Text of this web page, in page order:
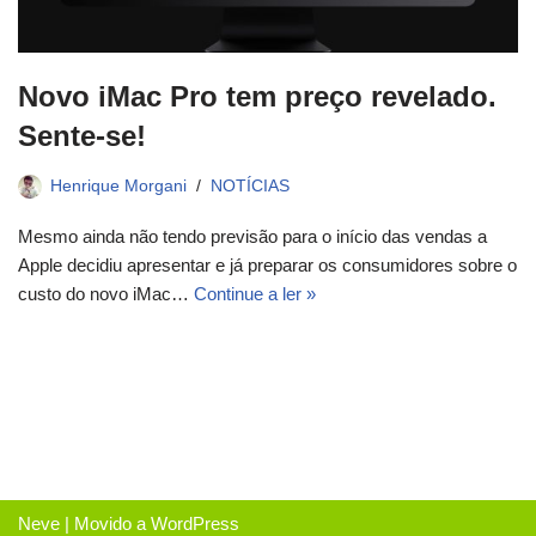
Novo iMac Pro tem preço revelado.
Sente-se!
Henrique Morgani NOTÍCIAS
Mesmo ainda não tendo previsão para o início das vendas a
Apple decidiu apresentar e já preparar os consumidores sobre o
custo do novo iMac… Continue a ler »
Neve | Movido a WordPress